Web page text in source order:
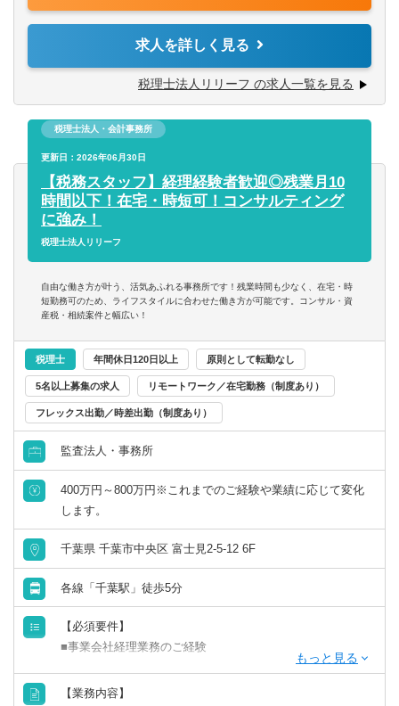
税理士事務所での仕事をお客様に対する「サービス」とし
■コツコツ努力できる
■明るい、人と話すのが好き、事務作業が好き、数字にこだ
わる
■ゆくゆくは経営層として活躍していきたいという意欲をお
持ちの方
※仕事に対する意欲や、上昇志向のある方、大歓迎です！
人間性を重視しながら採用しているので、たとえ税務の経
業務は多岐に渡り、コンサルティング業務（30～50件程
チャレンジ意欲のある方には、やってみたい業務を積極的
にお任せ致します！
■資産税業務
■各種申告書作成、確定申告業務
■決算業務、年末調整
■関与先への報告
■新規顧客開拓 etc.
マネーフォワード、freee、弥生、達人、TKC
※その他お客様や職員の要望により導入する可能性あり
求人を詳しく見る
税理士法人リリーフ の求人一覧を見る
税理士法人・会計事務所
更新日：2026年06月30日
【税務スタッフ】経理経験者歓迎◎残業月10
時間以下！在宅・時短可！コンサルティング
に強み！
税理士法人リリーフ
自由な働き方が叶う、活気あふれる事務所です！残業時間も少なく、在宅・時
短勤務可のため、ライフスタイルに合わせた働き方が可能です。コンサル・資
産税・相続案件と幅広い！
税理士 年間休日120日以上 原則として転勤なし
5名以上募集の求人 リモートワーク／在宅勤務（制度あり）
フレックス出勤／時差出勤（制度あり）
監査法人・事務所
400万円～800万円※これまでのご経験や業績に応じて変化
します。
千葉県 千葉市中央区 富士見2-5-12 6F
各線「千葉駅」徒歩5分
【必須要件】
■事業会社経理業務のご経験
【歓迎要件】
【業務内容】
5名以上募集の求人
海外赴任の機会あり
管理職求人
オンライン面接／WEB面接（実績あり）
語学
英語力を活かす
中国語を活かす
その他語学を活かす